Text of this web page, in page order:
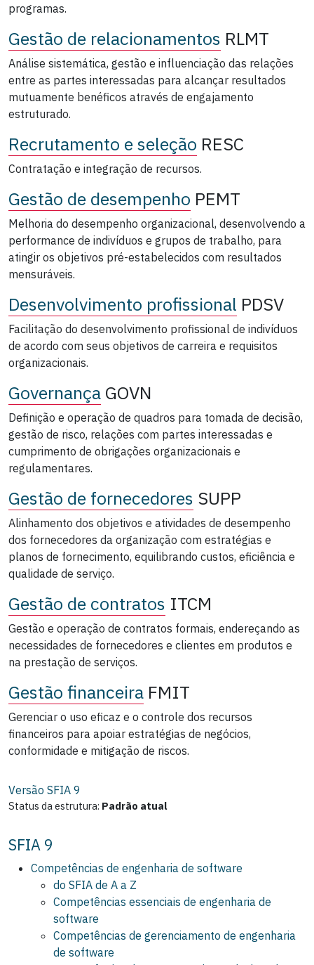
programas.
Gestão de relacionamentos RLMT
Análise sistemática, gestão e influenciação das relações
entre as partes interessadas para alcançar resultados
mutuamente benéficos através de engajamento
estruturado.
Recrutamento e seleção RESC
Contratação e integração de recursos.
Gestão de desempenho PEMT
Melhoria do desempenho organizacional, desenvolvendo a
performance de indivíduos e grupos de trabalho, para
atingir os objetivos pré-estabelecidos com resultados
mensuráveis.
Desenvolvimento profissional PDSV
Facilitação do desenvolvimento profissional de indivíduos
de acordo com seus objetivos de carreira e requisitos
organizacionais.
Governança GOVN
Definição e operação de quadros para tomada de decisão,
gestão de risco, relações com partes interessadas e
cumprimento de obrigações organizacionais e
regulamentares.
Gestão de fornecedores SUPP
Alinhamento dos objetivos e atividades de desempenho
dos fornecedores da organização com estratégias e
planos de fornecimento, equilibrando custos, eficiência e
qualidade de serviço.
Gestão de contratos ITCM
Gestão e operação de contratos formais, endereçando as
necessidades de fornecedores e clientes em produtos e
na prestação de serviços.
Gestão financeira FMIT
Gerenciar o uso eficaz e o controle dos recursos
financeiros para apoiar estratégias de negócios,
conformidade e mitigação de riscos.
Versão SFIA 9
Status da estrutura: Padrão atual
SFIA 9
Competências de engenharia de software
do SFIA de A a Z
Competências essenciais de engenharia de
software
Competências de gerenciamento de engenharia
de software